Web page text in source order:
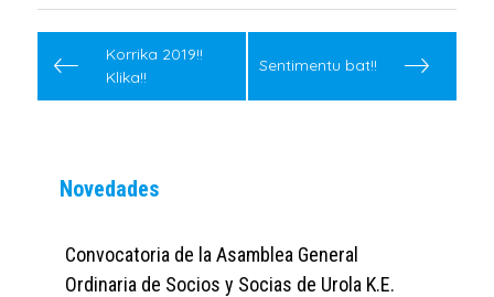
de
entradas
Korrika 2019!!
Klika!!
Sentimentu bat!!
Novedades
Convocatoria de la Asamblea General
Ordinaria de Socios y Socias de Urola K.E.